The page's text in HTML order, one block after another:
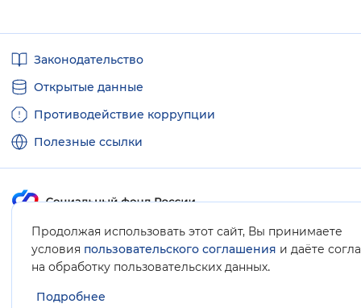
Продолжая использовать этот сайт, Вы принимаете
условия пользовательского соглашения и даёте
на обработку пользовательских данных.
Подробнее
ссылкиЗаконодательство
Открытые данные
Противодействие коррупции
Полезные ссылки
Карта сайта